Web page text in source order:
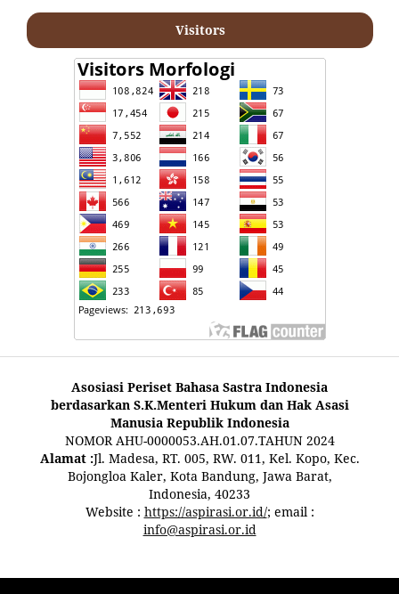
Visitors
Asosiasi Periset Bahasa Sastra Indonesia
berdasarkan S.K.Menteri Hukum dan Hak Asasi
Manusia Republik Indonesia
NOMOR AHU-0000053.AH.01.07.TAHUN 2024
Alamat :Jl. Madesa, RT. 005, RW. 011, Kel. Kopo, Kec.
Bojongloa Kaler, Kota Bandung, Jawa Barat,
Indonesia, 40233
Website : https://aspirasi.or.id/; email :
info@aspirasi.or.id